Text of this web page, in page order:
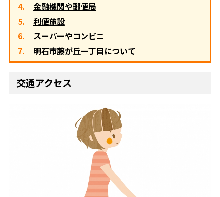
金融機関や郵便局
利便施設
スーパーやコンビニ
明石市藤が丘一丁目について
交通アクセス